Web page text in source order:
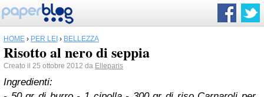
HOME › PER LEI › BELLEZZA
Risotto al nero di seppia
Creato il 25 ottobre 2012 da Elleparis
Ingredienti: